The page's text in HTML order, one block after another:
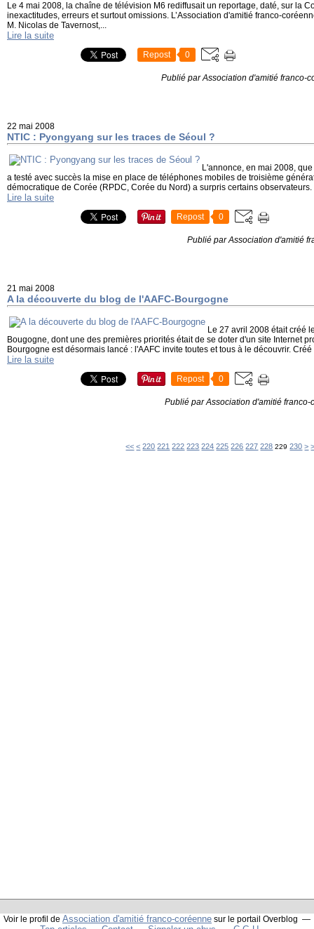
Le 4 mai 2008, la chaîne de télévision M6 rediffusait un reportage, daté, sur la
inexactitudes, erreurs et surtout omissions. L’Association d'amitié franco-
M. Nicolas de Tavernost,...
Lire la suite
Repost 0
Publié par Association d'amitié franco-
22 mai 2008
NTIC : Pyongyang sur les traces de Séoul ?
L'annonce, en mai 2008,
a testé avec succès la mise en place de téléphones mobiles de troisième
démocratique de Corée (RPDC, Corée du Nord) a surpris certains observateurs.
Lire la suite
Repost 0
Publié par Association d'amitié
21 mai 2008
A la découverte du blog de l'AAFC-Bourgogne
Le 27 avril 2008 était créé
Bougogne, dont une des premières priorités était de se doter d'un site Internet
Bourgogne est désormais lancé : l'AAFC invite toutes et tous à le découvrir. Créé
Lire la suite
Repost 0
Publié par Association d'amitié franco-
<< < 200
210
220 221 222 223 224 225 226 227 228 229 230 >
Voir le profil de Association d'amitié franco-coréenne sur le portail Overblog